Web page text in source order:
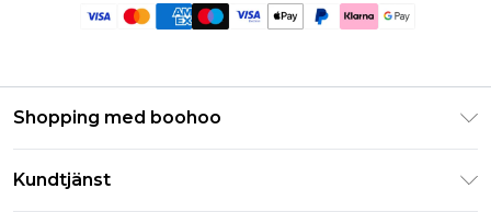
Shopping med boohoo
Kundtjänst